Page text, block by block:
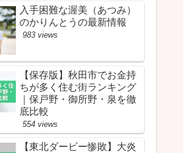
入手困難な渥美（あつみ）
のかりんとうの最新情報
983 views
【保存版】秋田市でお金持
ちが多く住む街ランキング
｜保戸野・御所野・泉を徹
底比較
554 views
【東北ダービー惨敗】大炎